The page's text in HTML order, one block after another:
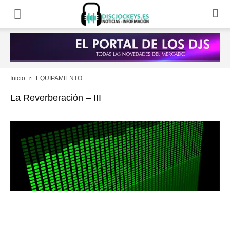
Inicio EQUIPAMIENTO
La Reverberación – III